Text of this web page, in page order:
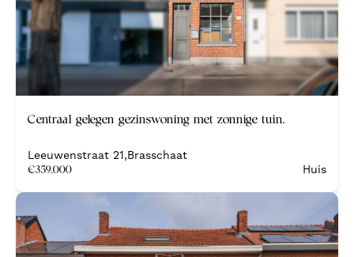
Centraal gelegen gezinswoning met zonnige tuin.
Leeuwenstraat 21,Brasschaat
€359.000 Huis